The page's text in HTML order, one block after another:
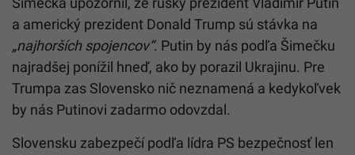
a americký prezident Donald Trump sú stávka na
„najhorších spojencov“. Putin by nás podľa Šimečku
najradšej ponížil hneď, ako by porazil Ukrajinu. Pre
Trumpa zas Slovensko nič neznamená a kedykoľvek
by nás Putinovi zadarmo odovzdal.
Slovensku zabezpečí podľa lídra PS bezpečnosť len